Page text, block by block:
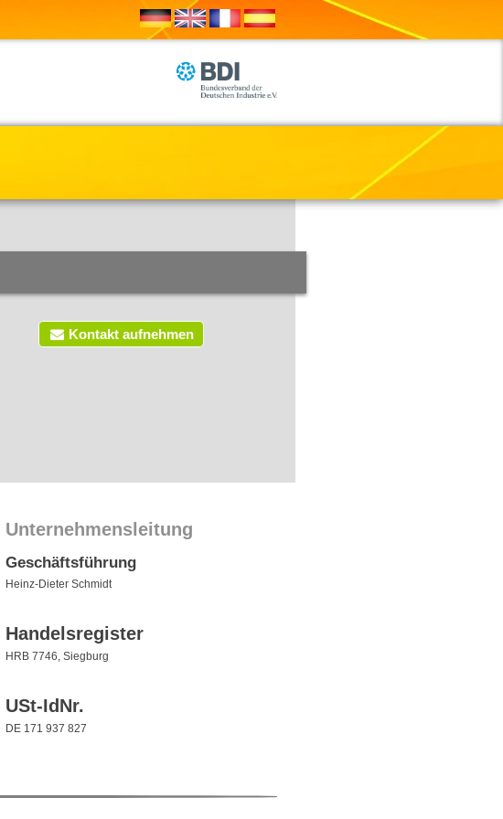
Kontakt aufnehmen
Unternehmensleitung
Geschäftsführung
Heinz-Dieter Schmidt
Handelsregister
HRB 7746, Siegburg
USt-IdNr.
DE 171 937 827